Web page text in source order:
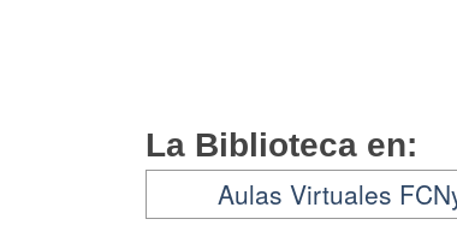
La Biblioteca en:
Aulas Virtuales